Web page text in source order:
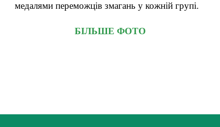
медалями переможців змагань у кожній групі.
БІЛЬШЕ ФОТО